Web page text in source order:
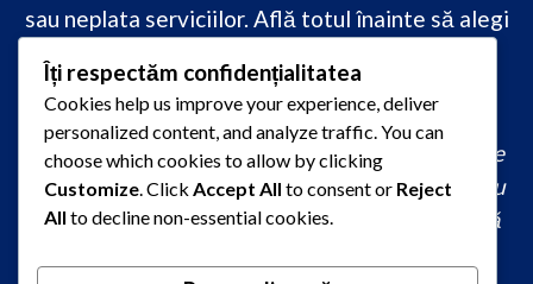
sau neplata serviciilor. Află totul înainte să alegi
academicădoar pe PareriLucrareLicenta.ro.
comandă lucrare de licență originală, redactare
lucrare licență urgent, ajutor profesional pentru
licență, servicii redactare disertație ieftin, firmă
Îți respectăm confidențialitatea
Cookies help us improve your experience, deliver
personalized content, and analyze traffic. You can
choose which cookies to allow by clicking
Customize . Click Accept All to consent or Reject
All to decline non-essential cookies.